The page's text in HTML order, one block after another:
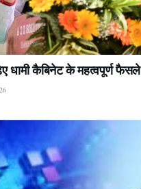
धामी कैबिनेट के महत्वपूर्ण फैसले